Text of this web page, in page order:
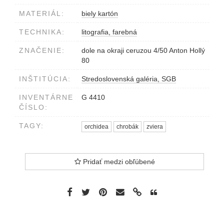
MATERIÁL: biely kartón
TECHNIKA: litografia, farebná
ZNAČENIE:
dole na okraji ceruzou 4/50 Anton Hollý
80
INŠTITÚCIA: Stredoslovenská galéria, SGB
INVENTÁRNE
ČÍSLO:
G 4410
TAGY: orchidea chrobák zviera
Pridať medzi obľúbené